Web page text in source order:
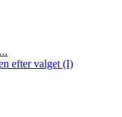
efter valget (I)